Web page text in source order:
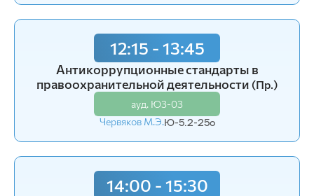
12:15 - 13:45
Антикоррупционные стандарты в
правоохранительной деятельности (Пр.)
ауд. Ю3-03
Червяков М.Э.Ю-5.2-25o
14:00 - 15:30